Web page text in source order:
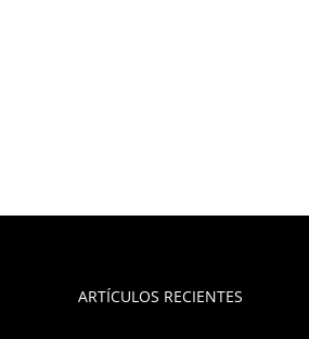
ARTÍCULOS RECIENTES